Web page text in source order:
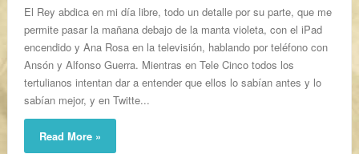
El Rey abdica en mi día libre, todo un detalle por su parte, que me
permite pasar la mañana debajo de la manta violeta, con el iPad
encendido y Ana Rosa en la televisión, hablando por teléfono con
Ansón y Alfonso Guerra. Mientras en Tele Cinco todos los
tertulianos intentan dar a entender que ellos lo sabían antes y lo
sabían mejor, y en Twitte...
Read More »